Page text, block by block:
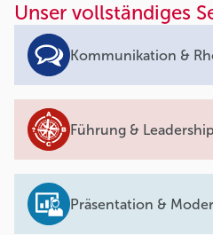
Unser vollständiges
Kommunikation &
Führung & Leadership
Präsentation &